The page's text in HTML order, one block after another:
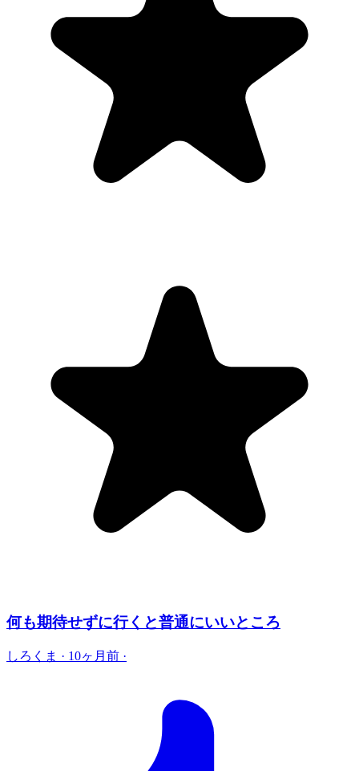
何も期待せずに行くと普通にいいところ
しろくま · 10ヶ月前 ·